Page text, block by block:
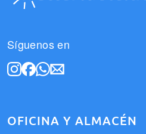
Síguenos en
OFICINA Y ALMACÉN